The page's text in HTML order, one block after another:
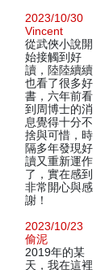
2023/10/30
Vincent
從武俠小說開
始接觸到好
讀，陸陸續續
也看了很多好
書，六年前看
到周博士的消
息覺得十分不
捨與可惜，時
隔多年發現好
讀又重新運作
了，實在感到
非常開心與感
謝！
2023/10/23
偷泥
2019年的某
天，我在這裡